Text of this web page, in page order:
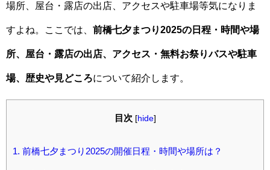
場所、屋台・露店の出店、アクセスや駐車場等気になりま
すよね。ここでは、 前橋七夕まつり2025の日程・時間や場
所、屋台・露店の出店、アクセス・無料お祭りバスや駐車
場、歴史や見どころについて紹介します。
目次 [hide]
1. 前橋七夕まつり2025の開催日程・時間や場所は？